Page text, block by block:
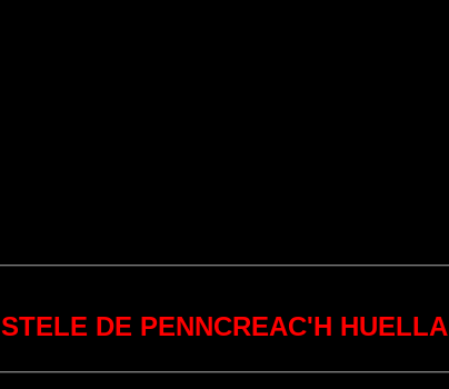
STELE DE PENNCREAC'H HUELLA